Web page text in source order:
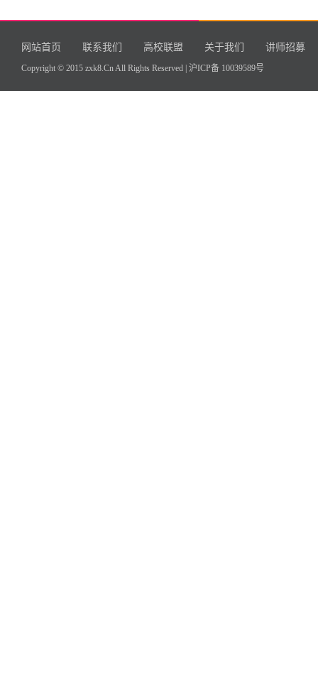
网站首页 联系我们 高校联盟 关于我们 讲师招募
Copyright © 2015 zxk8.Cn All Rights Reserved | 沪ICP备 10039589号